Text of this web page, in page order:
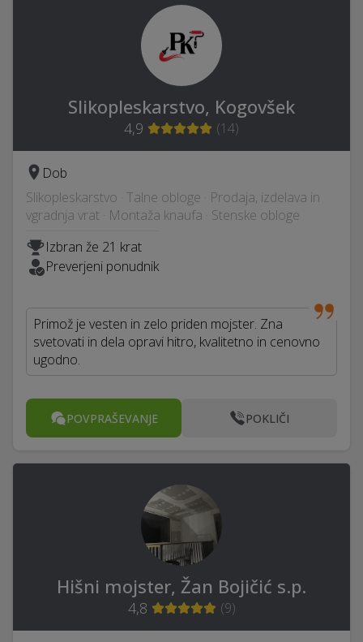
Slikopleskarstvo, Kogovšek
4,9 (14)
Dob
Slikopleskarstvo · Talne obloge · Prodaja, izdelava in
vgradnja vrat · Montaža knaufa · Stenske obloge
Izbran že 21 krat
Preverjeni ponudnik
Primož je vesten in zelo priden mojster. Zna
svetovati in dela opravi hitro, kvalitetno in cenovno
ugodno.
POVPRAŠEVANJE POKLIČI
Hišni mojster, Žan Bojičić s.p.
4,8 (9)